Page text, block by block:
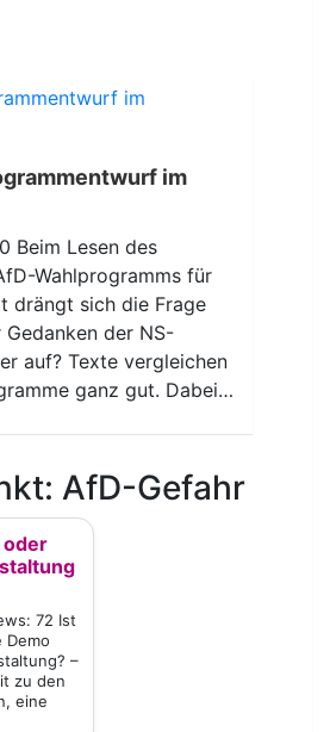
im
Beim Lesen des
Wahlprogramms für
drängt sich die Frage
der NS-
auf? Texte vergleichen
ganz gut. Dabei…
AfD-Gefahr
oder
72 Ist
Demo
–
zu den
eine